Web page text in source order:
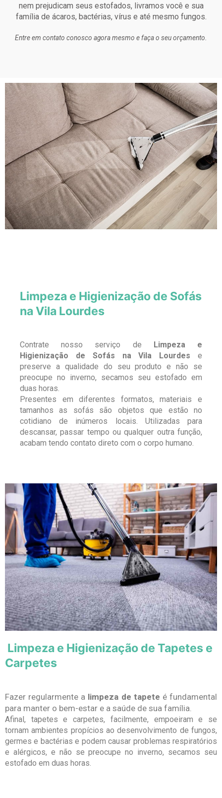
nem prejudicam seus estofados, livramos você e sua
família de ácaros, bactérias, vírus e até mesmo fungos.
Entre em contato conosco agora mesmo e faça o seu orçamento.
Limpeza e Higienização de Sofás
na Vila Lourdes
Contrate nosso serviço de Limpeza e
Higienização de Sofás na Vila Lourdes e
preserve a qualidade do seu produto e não se
preocupe no inverno, secamos seu estofado em
duas horas.
Presentes em diferentes formatos, materiais e
tamanhos as sofás são objetos que estão no
cotidiano de inúmeros locais. Utilizadas para
descansar, passar tempo ou qualquer outra função,
acabam tendo contato direto com o corpo humano.
Limpeza e Higienização de Tapetes e
Carpetes
Fazer regularmente a limpeza de tapete é fundamental
para manter o bem-estar e a saúde de sua família.
Afinal, tapetes e carpetes, facilmente, empoeiram e se
tornam ambientes propícios ao desenvolvimento de fungos,
germes e bactérias e podem causar problemas respiratórios
e alérgicos, e não se preocupe no inverno, secamos seu
estofado em duas horas.